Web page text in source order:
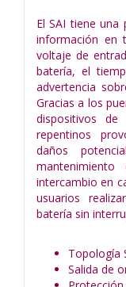
El SAI tiene una
información en
voltaje de
batería, el
advertencia
Gracias a los
dispositivos
repentinos
daños
intercambio en
usuarios
batería sin
Topología
Salida de